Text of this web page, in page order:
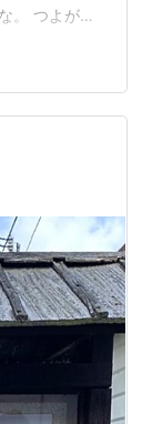
。 つよがり
キング参加